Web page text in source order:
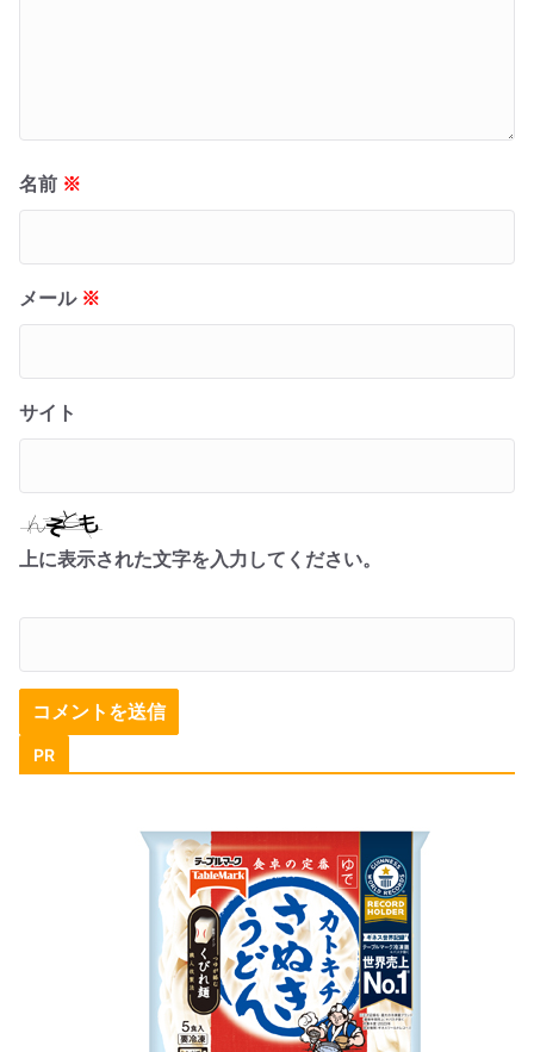
名前 ※
メール ※
サイト
上に表示された文字を入力してください。
PR